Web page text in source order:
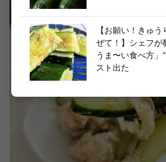
【お願い！きゅ
ぜて！】シェフが
うま〜い食べ方
スト出た